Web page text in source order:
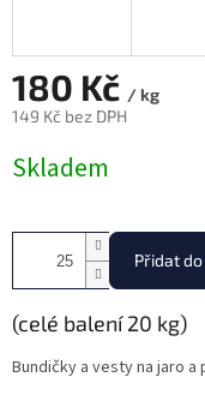
180 Kč / kg
149 Kč bez DPH
cena:
Skladem
Přidat
(celé balení 20 kg)
Bundičky a vesty na jaro